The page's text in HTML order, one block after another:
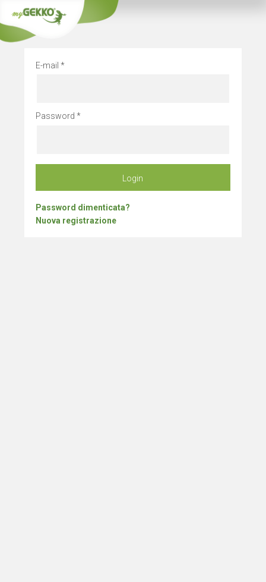
E-mail
Password
Login
Password dimenticata?
Nuova registrazione